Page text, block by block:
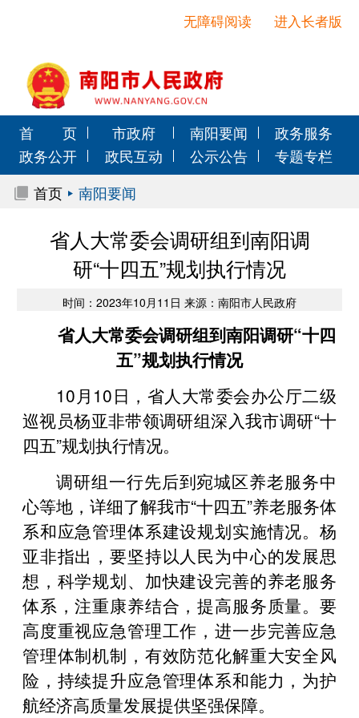
进入长者版
无障碍阅读
首 页 市政府 南阳要闻
政务服务
政务公开
政民互动 公示公告
专题专栏
首页
南阳要闻
省人大常委会​调研组到南阳调
研“十四五”规划执行情况
时间：2023年10月11日 来源：南阳市人民政府
省人大常委会调研组到南阳调研“十四
五”规划执行情况
10月10日，省人大常委会办公厅二级
巡视员杨亚非带领调研组深入我市调研“十
四五”规划执行情况。
调研组一行先后到宛城区养老服务中
心等地，详细了解我市“十四五”养老服务体
系和应急管理体系建设规划实施情况。杨
亚非指出，要坚持以人民为中心的发展思
想，科学规划、加快建设完善的养老服务
体系，注重康养结合，提高服务质量。要
高度重视应急管理工作，进一步完善应急
管理体制机制，有效防范化解重大安全风
险，持续提升应急管理体系和能力，为护
航经济高质量发展提供坚强保障。